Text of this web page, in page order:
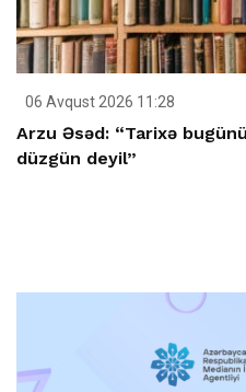
06 Avqust 2026 11:28
Arzu Əsəd: “Tarixə
düzgün deyil”